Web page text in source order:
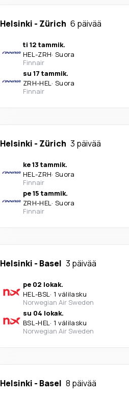
Helsinki - Zürich 6 päivää
ti 12 tammik.
HEL-ZRH· Suora
Finnair
su 17 tammik.
ZRH-HEL· Suora
Finnair
Helsinki - Zürich 3 päivää
ke 13 tammik.
HEL-ZRH· Suora
Finnair
pe 15 tammik.
ZRH-HEL· Suora
Finnair
Helsinki - Basel 3 päivää
pe 02 lokak.
HEL-BSL· 1 välilasku
Norwegian Air Sweden
su 04 lokak.
BSL-HEL· 1 välilasku
Norwegian Air Sweden
Helsinki - Basel 8 päivää